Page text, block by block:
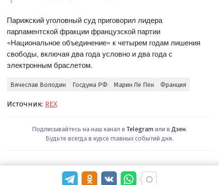
Парижский уголовный суд приговорил лидера
парламентской фракции французской партии
«Национальное объединение» к четырем годам лишения
свободы, включая два года условно и два года с
электронным браслетом.
Вячеслав Володин Госдума РФ Марин Ле Пен Франция
Источник: REX
Подписывайтесь на наш канал в Telegram или в Дзен.
Будьте всегда в курсе главных событий дня.